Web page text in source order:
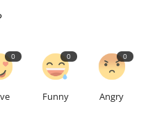
0 0
Funny
0
Angry